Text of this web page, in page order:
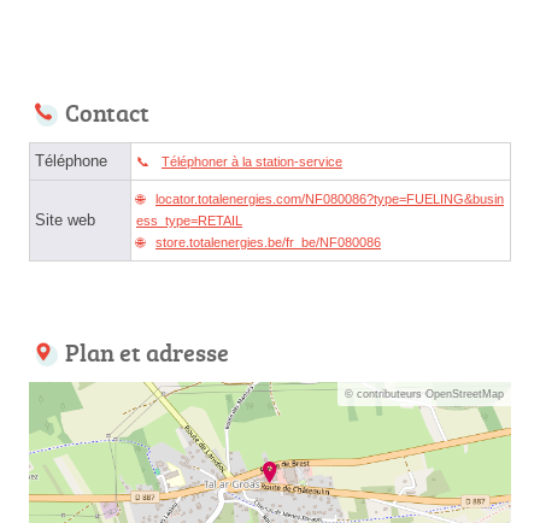
Contact
Téléphone Téléphoner à la station-service
Site web
locator.totalenergies.com/NF080086?type=FUELING&busin
ess_type=RETAIL
store.totalenergies.be/fr_be/NF080086
Plan et adresse
© contributeurs OpenStreetMap